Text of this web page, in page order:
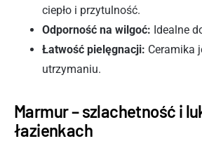
ciepło i przytulność.
Odporność na wilgoć: Idealne
Łatwość pielęgnacji: Ceramika
utrzymaniu.
Marmur – szlachetność i
łazienkach